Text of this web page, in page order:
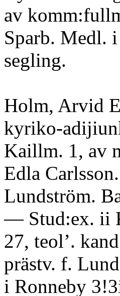
av
Sparb. Medl.
segling.
Holm, Arvid
kyriko-
Kaillm. 1, av
Edla
Lundström.
— Stud:ex. ii
27, teol’.
prästv. f.
i Ronneby